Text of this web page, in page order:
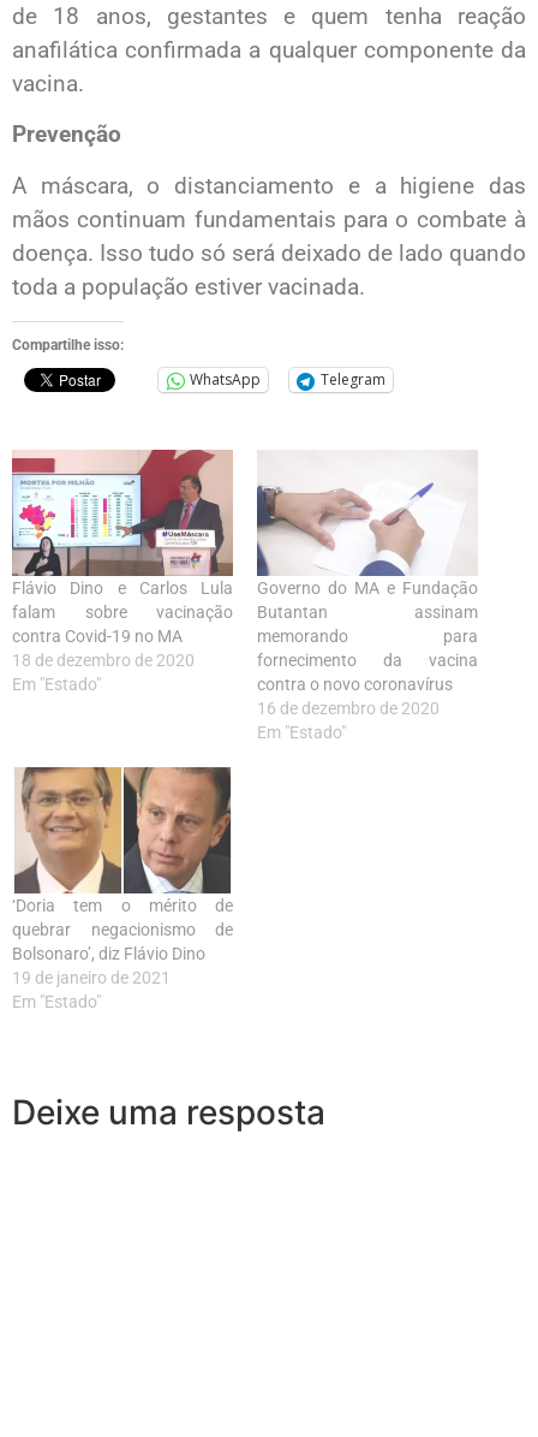
de 18 anos, gestantes e quem tenha reação
anafilática confirmada a qualquer componente da
vacina.
Prevenção
A máscara, o distanciamento e a higiene das
mãos continuam fundamentais para o combate à
doença. Isso tudo só será deixado de lado quando
toda a população estiver vacinada.
Compartilhe isso:
WhatsApp Telegram
Flávio Dino e Carlos Lula
falam sobre vacinação
contra Covid-19 no MA
18 de dezembro de 2020
Em "Estado"
Governo do MA e Fundação
Butantan assinam
memorando para
fornecimento da vacina
contra o novo coronavírus
16 de dezembro de 2020
Em "Estado"
‘Doria tem o mérito de
quebrar negacionismo de
Bolsonaro’, diz Flávio Dino
19 de janeiro de 2021
Em "Estado"
Deixe uma resposta